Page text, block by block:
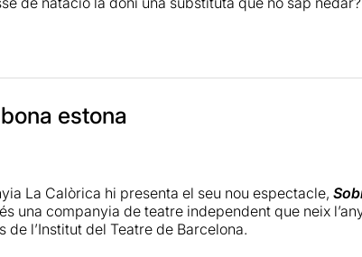
estona
La Calòrica hi presenta el seu nou espectacle,
una companyia de teatre independent que neix
l’Institut del Teatre de Barcelona.